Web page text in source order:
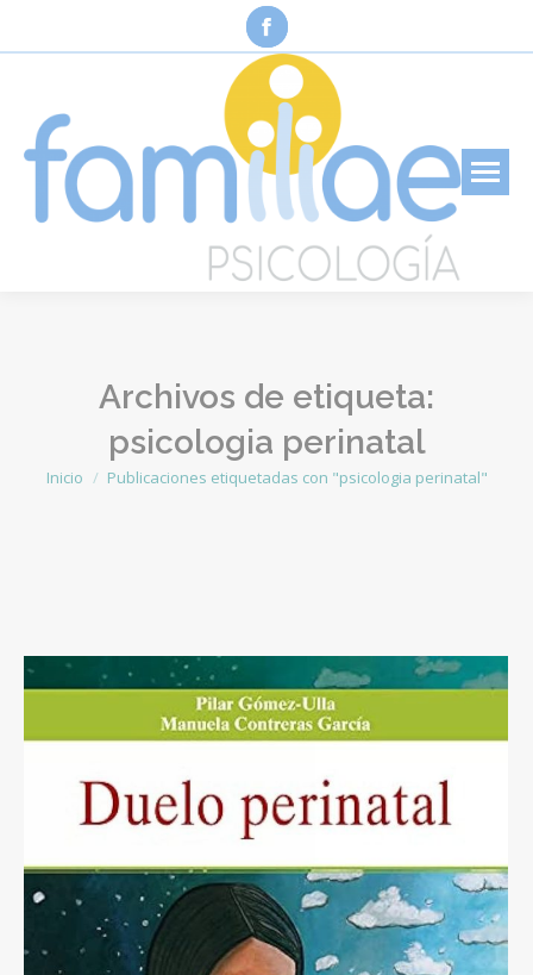
Facebook
page
opens
in
new
Archivos de etiqueta:
psicologia perinatal
Estás aquí:
Inicio Publicaciones etiquetadas con "psicologia perinatal"